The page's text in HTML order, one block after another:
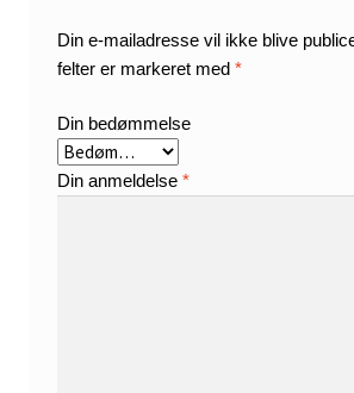
Din e-mailadresse vil ikke blive
felter er markeret med*
Din bedømmelse
Din anmeldelse*